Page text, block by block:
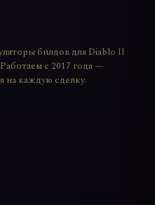
билдов для Diablo II
с 2017 года —
на каждую сделку.